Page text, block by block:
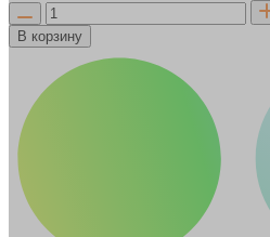
В корзину